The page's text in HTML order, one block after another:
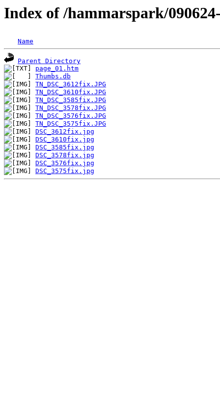
Index of /hammarspark/
Name
Parent Directory
page_01.htm
Thumbs.db
TN_DSC_3612fix.JPG
TN_DSC_3610fix.JPG
TN_DSC_3585fix.JPG
TN_DSC_3578fix.JPG
TN_DSC_3576fix.JPG
TN_DSC_3575fix.JPG
DSC_3612fix.jpg
DSC_3610fix.jpg
DSC_3585fix.jpg
DSC_3578fix.jpg
DSC_3576fix.jpg
DSC_3575fix.jpg